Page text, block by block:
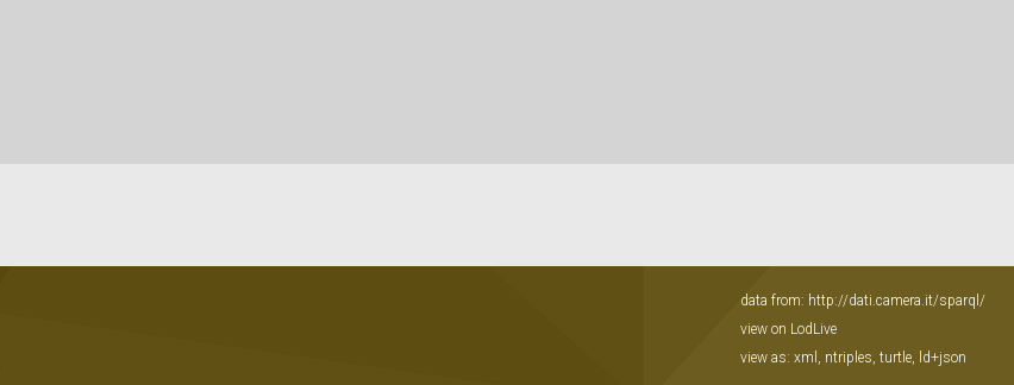
data from: http://dati.camera.it/sparql/
view on LodLive
view as: xml , ntriples, turtle, ld+json